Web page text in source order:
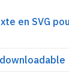
en SVG